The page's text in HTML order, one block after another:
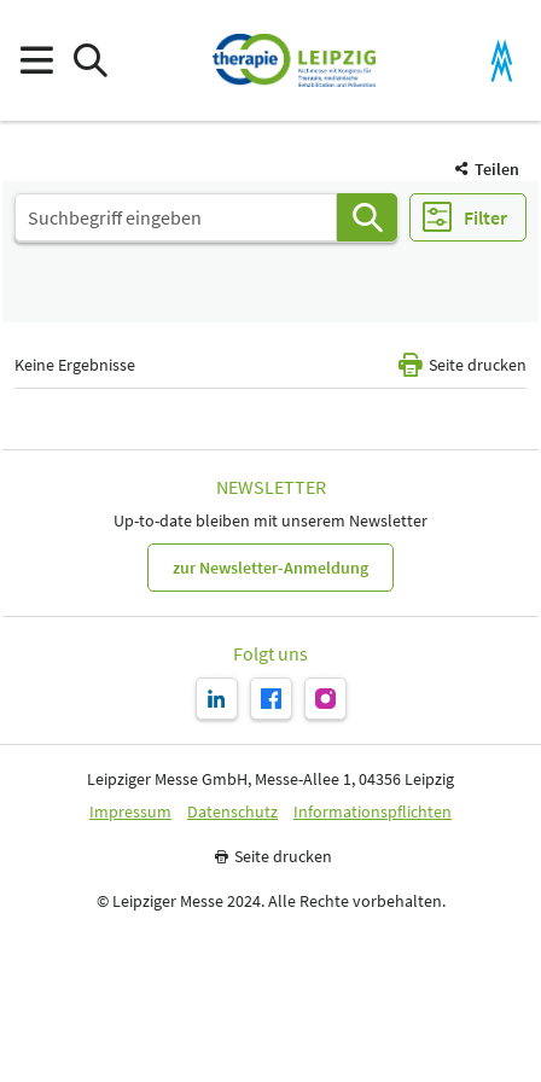
Teilen
Filter
Keine Ergebnisse Seite drucken
NEWSLETTER
Up-to-date bleiben mit unserem Newsletter
zur Newsletter-Anmeldung
Folgt uns
Leipziger Messe GmbH, Messe-Allee 1, 04356 Leipzig
Impressum
Datenschutz Informationspflichten
Seite drucken
© Leipziger Messe 2024. Alle Rechte vorbehalten.